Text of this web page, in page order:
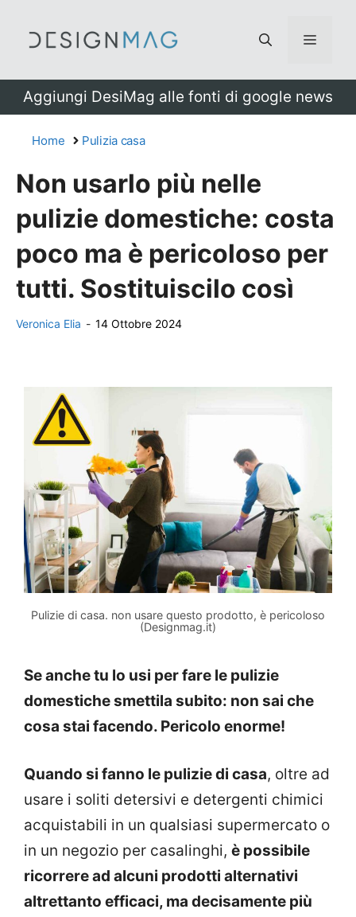
Menu
Aggiungi DesiMag alle fonti di google news
Home Pulizia casa
Non usarlo più nelle
pulizie domestiche: costa
poco ma è pericoloso per
tutti. Sostituiscilo così
Veronica Elia - 14 Ottobre 2024
Pulizie di casa. non usare questo prodotto, è pericoloso
(Designmag.it)
Se anche tu lo usi per fare le pulizie
domestiche smettila subito: non sai che
cosa stai facendo. Pericolo enorme!
Quando si fanno le pulizie di casa, oltre ad
usare i soliti detersivi e detergenti chimici
acquistabili in un qualsiasi supermercato o
in un negozio per casalinghi, è possibile
ricorrere ad alcuni prodotti alternativi
altrettanto efficaci, ma decisamente più